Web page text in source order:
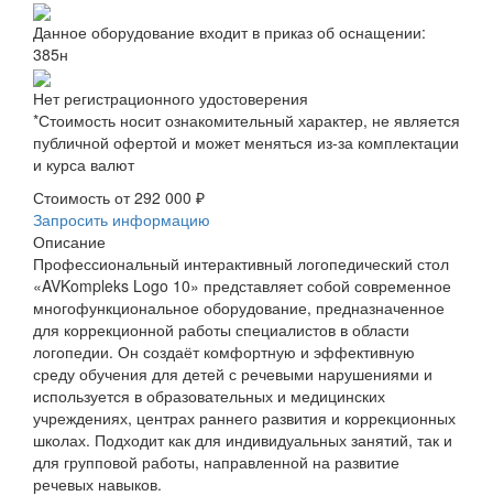
Данное оборудование входит в приказ об оснащении:
385н
Нет регистрационного удостоверения
*Стоимость носит ознакомительный характер, не является
публичной офертой и может меняться из-за комплектации
и курса валют
Стоимость от292 000 ₽
Запросить информацию
Описание
Профессиональный интерактивный логопедический стол
«AVKompleks Logo 10» представляет собой современное
многофункциональное оборудование, предназначенное
для коррекционной работы специалистов в области
логопедии. Он создаёт комфортную и эффективную
среду обучения для детей с речевыми нарушениями и
используется в образовательных и медицинских
учреждениях, центрах раннего развития и коррекционных
школах. Подходит как для индивидуальных занятий, так и
для групповой работы, направленной на развитие
речевых навыков.